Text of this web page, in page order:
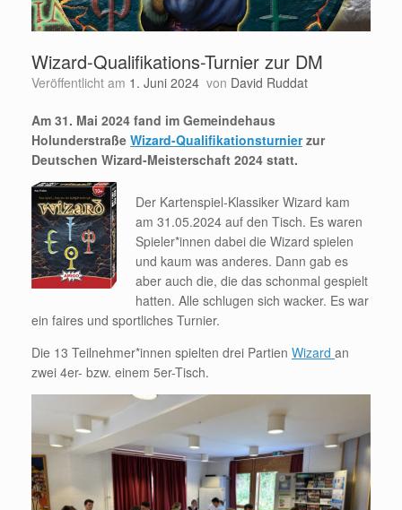
Wizard-Qualifikations-Turnier zur DM
Veröffentlicht am 1. Juni 2024 von David Ruddat
Am 31. Mai 2024 fand im Gemeindehaus
Holunderstraße Wizard-Qualifikationsturnierzur
Deutschen Wizard-Meisterschaft 2024 statt.
Der Kartenspiel-Klassiker Wizard kam
am 31.05.2024 auf den Tisch. Es waren
Spieler*innen dabei die Wizard spielen
und kaum was anderes. Dann gab es
aber auch die, die das schonmal gespielt
hatten. Alle schlugen sich wacker. Es war
ein faires und sportliches Turnier.
Die 13 Teilnehmer*innen spielten drei Partien Wizard an
zwei 4er- bzw. einem 5er-Tisch.